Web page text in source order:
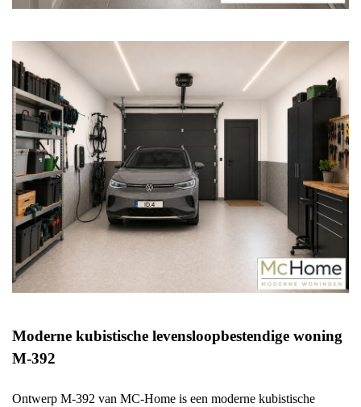
Moderne kubistische levensloopbestendige woning
M-392
Ontwerp M-392 van MC-Home is een moderne kubistische